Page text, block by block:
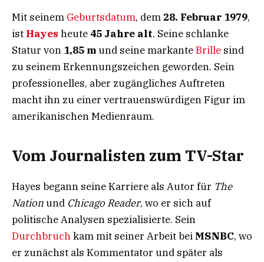
Mit seinem Geburtsdatum, dem 28. Februar 1979,
ist Hayes heute 45 Jahre alt. Seine schlanke
Statur von 1,85 mund seine markanteBrille sind
zu seinem Erkennungszeichen geworden. Sein
professionelles, aber zugängliches Auftreten
macht ihn zu einer vertrauenswürdigen Figur im
amerikanischen Medienraum.
Vom Journalisten zum TV-Star
Hayes begann seine Karriere als Autor für The
Nationund Chicago Reader, wo er sich auf
politische Analysen spezialisierte. Sein
Durchbruchkam mit seiner Arbeit bei MSNBC, wo
er zunächst als Kommentator und später als